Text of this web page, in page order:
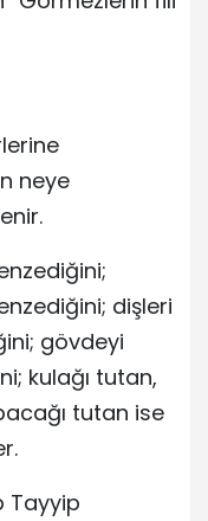
neye
dişleri
gövdeyi
kulağı tutan,
tutan ise
Tayyip